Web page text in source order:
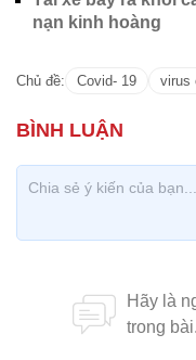
nạn kinh hoàng
Chủ đề: Covid- 19 virus